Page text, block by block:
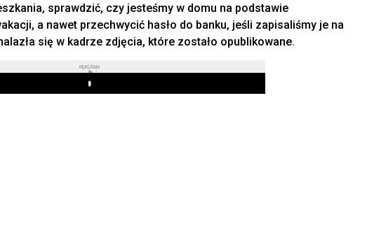
sprawdzić, czy jesteśmy w domu na podstawie
a nawet przechwycić hasło do banku, jeśli zapisaliśmy je na
się w kadrze zdjęcia, które zostało opublikowane.
REKLAMA
Play